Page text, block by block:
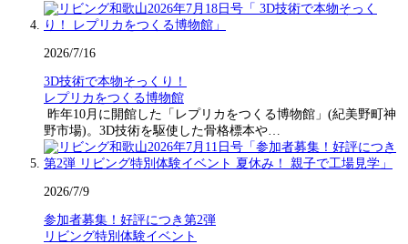
2026/7/16
3D技術で本物そっくり！
レプリカをつくる博物館
昨年10月に開館した「レプリカをつくる博物館」(紀美野町神
野市場)。3D技術を駆使した骨格標本や…
2026/7/9
参加者募集！好評につき第2弾
リビング特別体験イベント